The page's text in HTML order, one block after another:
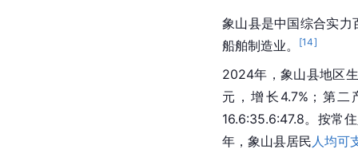
象山县是中国综合实力
船舶制造业。
[14]
2024年，象山县地区
元，增长4.7%；第
16.6:35.6:47.8。按常
年，象山县居民 人均可